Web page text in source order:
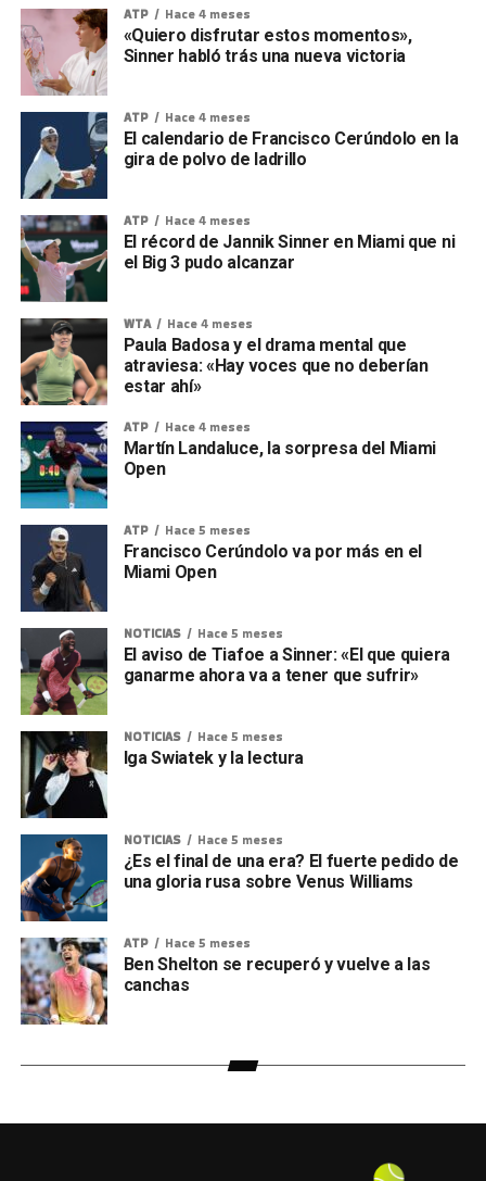
ATP Hace 4 meses
«Quiero disfrutar estos momentos»,
Sinner habló trás una nueva victoria
ATP Hace 4 meses
El calendario de Francisco Cerúndolo en la
gira de polvo de ladrillo
ATP Hace 4 meses
El récord de Jannik Sinner en Miami que ni
el Big 3 pudo alcanzar
WTA Hace 4 meses
Paula Badosa y el drama mental que
atraviesa: «Hay voces que no deberían
estar ahí»
ATP Hace 4 meses
Martín Landaluce, la sorpresa del Miami
Open
ATP Hace 5 meses
Francisco Cerúndolo va por más en el
Miami Open
NOTICIAS Hace 5 meses
El aviso de Tiafoe a Sinner: «El que quiera
ganarme ahora va a tener que sufrir»
NOTICIAS Hace 5 meses
Iga Swiatek y la lectura
NOTICIAS Hace 5 meses
¿Es el final de una era? El fuerte pedido de
una gloria rusa sobre Venus Williams
ATP Hace 5 meses
Ben Shelton se recuperó y vuelve a las
canchas